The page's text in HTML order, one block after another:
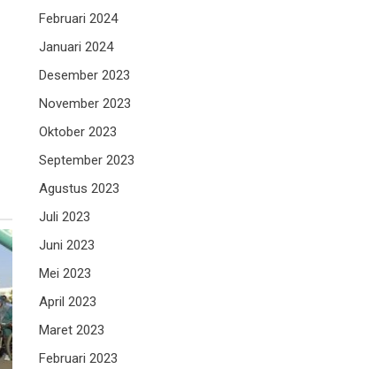
Februari 2024
Januari 2024
Desember 2023
November 2023
Oktober 2023
September 2023
Agustus 2023
Juli 2023
Juni 2023
Mei 2023
April 2023
Maret 2023
Februari 2023